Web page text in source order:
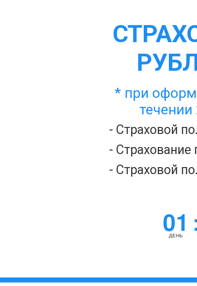
* при
- Страховой
-
- Страховой
01
ДЕНЬ